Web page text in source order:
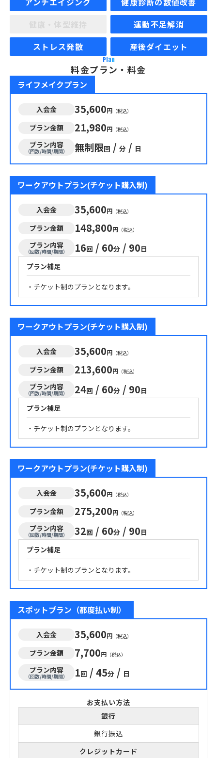
運動不足解消
ストレス発散
産後ダイエット
Plan
料金プラン・料金
ライフメイクプラン
入会金 35,600円 （税込）
プラン金額 21,980円 （税込）
プラン内容
（回数/時間/期間） 無制限回 / 分 / 日
ワークアウトプラン(チケット購入制)
入会金 35,600円 （税込）
プラン金額 148,800円 （税込）
プラン内容
（回数/時間/期間） 16回 / 60分 / 90日
プラン補足
・チケット制のプランとなります。
ワークアウトプラン(チケット購入制)
入会金 35,600円 （税込）
プラン金額 213,600円 （税込）
プラン内容
（回数/時間/期間） 24回 / 60分 / 90日
プラン補足
・チケット制のプランとなります。
ワークアウトプラン(チケット購入制)
入会金 35,600円 （税込）
プラン金額 275,200円 （税込）
プラン内容
（回数/時間/期間） 32回 / 60分 / 90日
プラン補足
・チケット制のプランとなります。
スポットプラン（都度払い制）
入会金 35,600円 （税込）
プラン金額 7,700円 （税込）
プラン内容
（回数/時間/期間） 1回 / 45分 / 日
お支払い方法
銀行
銀行振込
クレジットカード